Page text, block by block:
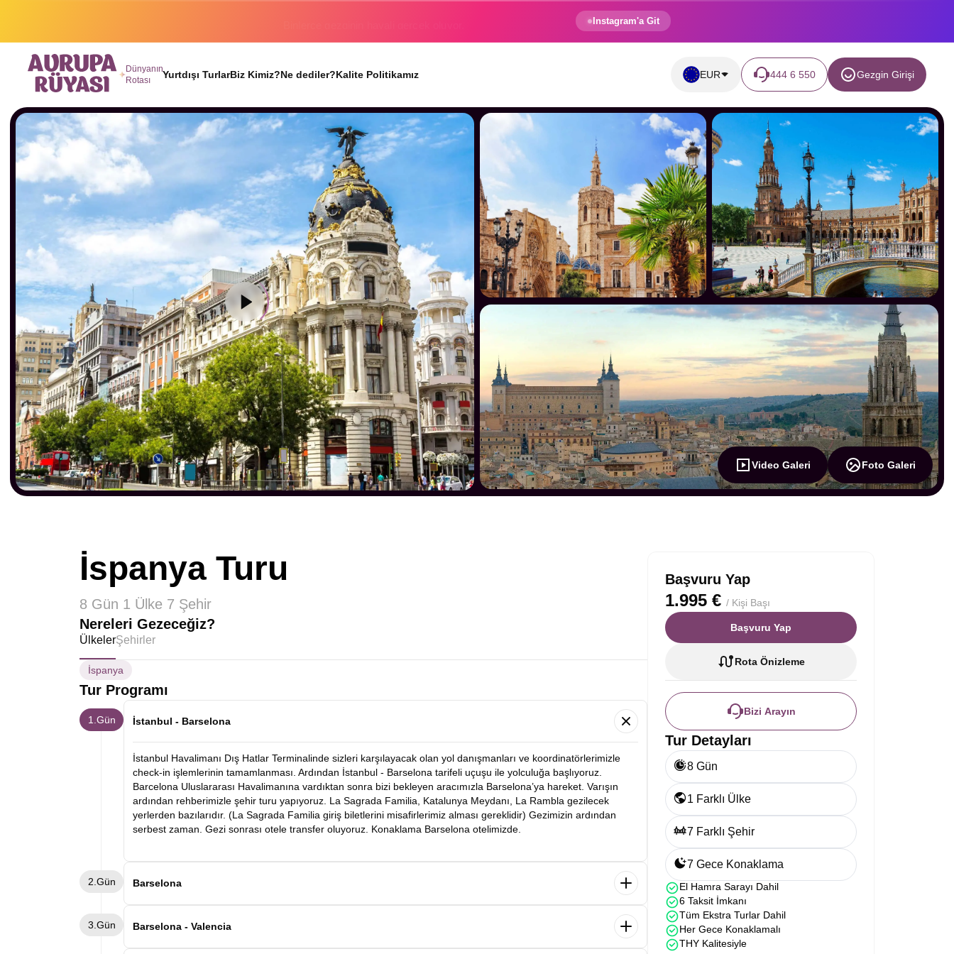
Instagram'a Git
Dünyanın
Rotası
Yurtdışı TurlarBiz Kimiz?Ne dediler?Kalite Politikamız EUR 444 6 550 Gezgin Girişi
Video Galeri Foto Galeri
İspanya Turu
8 Gün 1 Ülke 7 Şehir
Nereleri Gezeceğiz?
ÜlkelerŞehirler
İspanya
Tur Programı
1.Gün İstanbul - Barselona
İstanbul Havalimanı Dış Hatlar Terminalinde sizleri karşılayacak olan yol danışmanları ve koordinatörlerimizle
check-in işlemlerinin tamamlanması. Ardından İstanbul - Barselona tarifeli uçuşu ile yolculuğa başlıyoruz.
Barcelona Uluslararası Havalimanına vardıktan sonra bizi bekleyen aracımızla Barselona’ya hareket. Varışın
ardından rehberimizle şehir turu yapıyoruz. La Sagrada Familia, Katalunya Meydanı, La Rambla gezilecek
yerlerden bazılarıdır. (La Sagrada Familia giriş biletlerini misafirlerimiz alması gereklidir) Gezimizin ardından
serbest zaman. Gezi sonrası otele transfer oluyoruz. Konaklama Barselona otelimizde.
2.Gün Barselona
kaldırımlı, labirent gibi şehir sokaklarında geziyoruz. Varışın ardından rehberimiz eşliğinde şehir turumuza
3.Gün Barselona - Valencia
Başvuru Yap
1.995 € / Kişi Başı
Başvuru Yap
Rota Önizleme
Bizi Arayın
Tur Detayları
8 Gün
1 Farklı Ülke
7 Farklı Şehir
7 Gece Konaklama
El Hamra Sarayı Dahil
6 Taksit İmkanı
Tüm Ekstra Turlar Dahil
Her Gece Konaklamalı
THY Kalitesiyle